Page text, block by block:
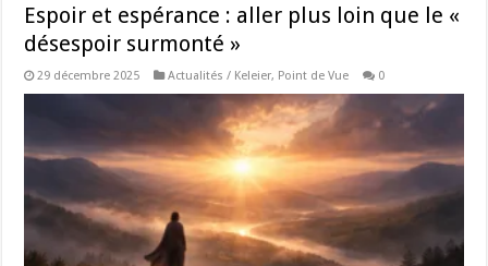
Espoir et espérance : aller plus loin que le «
désespoir surmonté »
29 décembre 2025 Actualités / Keleier, Point de Vue 0